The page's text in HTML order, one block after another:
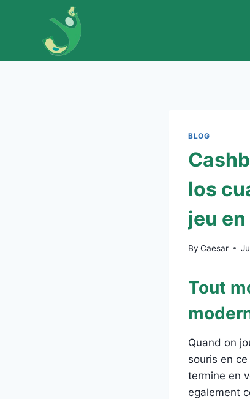
BLOG
los
jeu
By Caesar
Tout
Quand on
souris en
termine en
egalement